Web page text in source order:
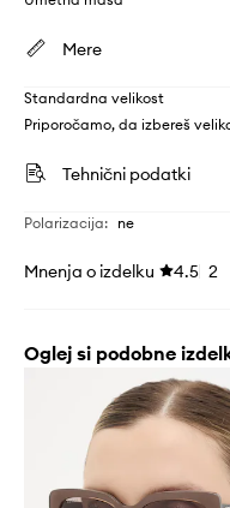
Mere
Standardna velikost
Priporočamo, da izbereš
Tehnični podatki
Polarizacija: ne
Mnenja o izdelku 4.5 2
Oglej si podobne